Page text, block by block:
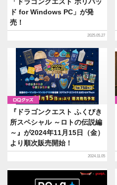
「ドラゴンクエスト ホリパッ
ド for Windows PC」が発
売！
2025.05.27
グッズ
『ドラゴンクエスト ふくびき
所スペシャル ～ロトの伝説編
～』が2024年11月15日（金）
より順次販売開始！
2024.11.05